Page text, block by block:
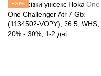
−20%